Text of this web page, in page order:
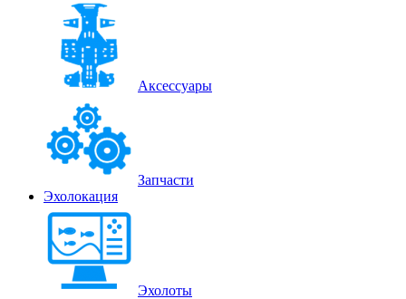
Аксессуары
Запчасти
Эхолокация
Эхолоты